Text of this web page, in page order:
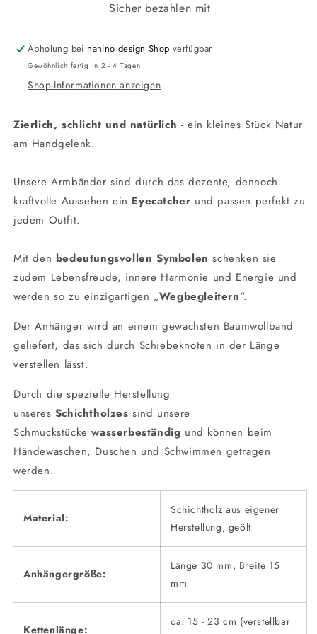
Sicher bezahlen mit
Abholung bei nanino design Shop verfügbar
Gewöhnlich fertig in 2 - 4 Tagen
Shop-Informationen anzeigen
Zierlich, schlicht und natürlich - ein kleines Stück Natur
am Handgelenk.
Unsere Armbänder sind durch das dezente, dennoch
kraftvolle Aussehen ein Eyecatcher und passen perfekt zu
jedem Outfit.
Mit den bedeutungsvollen Symbolen schenken sie
zudem Lebensfreude, innere Harmonie und Energie und
werden so zu einzigartigen „Wegbegleitern“.
Der Anhänger wird an einem gewachsten Baumwollband
geliefert, das sich durch Schiebeknoten in der Länge
verstellen lässt.
Durch die spezielle Herstellung
unseres Schichtholzes sind unsere
Schmuckstückewasserbeständig und können beim
Händewaschen, Duschen und Schwimmen getragen
werden.
Material:
Schichtholz aus eigener
Herstellung, geölt
Anhängergröße:
Länge 30 mm, Breite 15
mm
Kettenlänge:
ca. 15 - 23 cm (verstellbar